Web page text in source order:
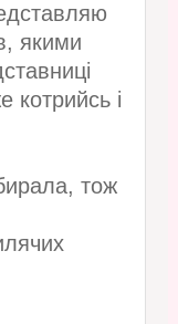
якими
котрийсь і
тож